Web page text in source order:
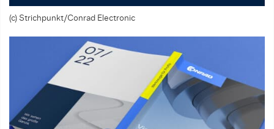
(c) Strichpunkt/Conrad Electronic